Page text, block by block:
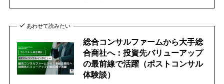
あわせて読みたい
総合コンサルファームから大手総
合商社へ：投資先バリューアップ
の最前線で活躍（ポストコンサル
体験談）